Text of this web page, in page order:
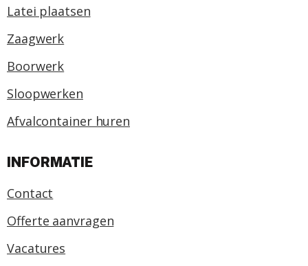
Latei plaatsen
Zaagwerk
Boorwerk
Sloopwerken
Afvalcontainer huren
INFORMATIE
Contact
Offerte aanvragen
Vacatures